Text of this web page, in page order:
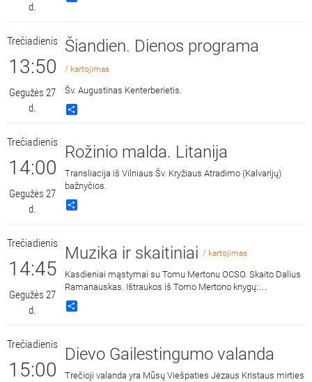
d.
Trečiadienis
13:50
Gegužės 27
d.
Šiandien. Dienos programa
/ kartojimas
Šv. Augustinas Kenterberietis.
Trečiadienis
14:00
Gegužės 27
d.
Rožinio malda. Litanija
Transliacija iš Vilniaus Šv. Kryžiaus Atradimo (Kalvarijų)
bažnyčios.
Trečiadienis
14:45
Gegužės 27
d.
Muzika ir skaitiniai / kartojimas
Kasdieniai mąstymai su Tomu Mertonu OCSO. Skaito Dalius
Ramanauskas. Ištraukos iš Tomo Mertono knygų:
„Septynaukštis kalnas“, išleido „Katalikų pasaulio leidiniai“,
2011 m. ir „Jonos ženklas“, išleido „Katalikų pasaulio leidiniai“,
Trečiadienis
15:00
Dievo Gailestingumo valanda
Trečioji valanda yra Mūsų Viešpaties Jėzaus Kristaus mirties